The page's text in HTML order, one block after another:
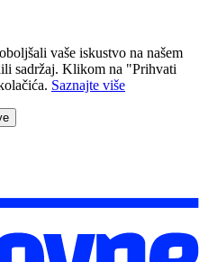
vaše iskustvo na našem
sadržaj. Klikom na "Prihvati
Saznajte više